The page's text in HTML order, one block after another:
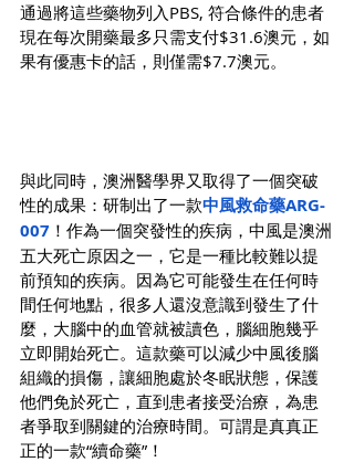
通過將這些藥物列入PBS, 符合條件的患者
現在每次開藥最多只需支付$31.6澳元，如
果有優惠卡的話，則僅需$7.7澳元。
與此同時，澳洲醫學界又取得了一個突破
性的成果：研制出了一款中風救命藥ARG-
007 ！作為一個突發性的疾病，中風是澳洲
五大死亡原因之一，它是一種比較難以提
前預知的疾病。因為它可能發生在任何時
間任何地點，很多人還沒意識到發生了什
麼，大腦中的血管就被讀色，腦細胞幾乎
立即開始死亡。這款藥可以減少中風後腦
組織的損傷，讓細胞處於冬眠狀態，保護
他們免於死亡，直到患者接受治療，為患
者爭取到關鍵的治療時間。可謂是真真正
正的一款“續命藥”！